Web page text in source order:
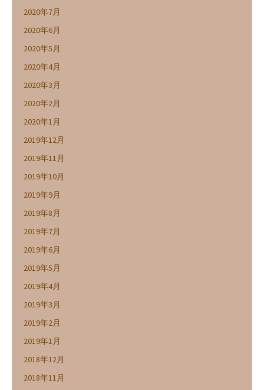
2020年7月
2020年6月
2020年5月
2020年4月
2020年3月
2020年2月
2020年1月
2019年12月
2019年11月
2019年10月
2019年9月
2019年8月
2019年7月
2019年6月
2019年5月
2019年4月
2019年3月
2019年2月
2019年1月
2018年12月
2018年11月